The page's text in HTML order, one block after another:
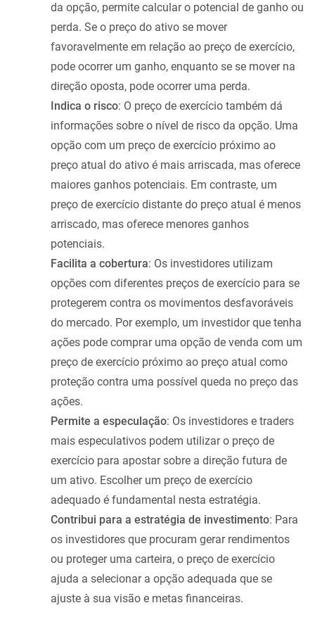
da opção, permite calcular o potencial de ganho ou
perda. Se o preço do ativo se mover
favoravelmente em relação ao preço de exercício,
pode ocorrer um ganho, enquanto se se mover na
direção oposta, pode ocorrer uma perda.
Indica o risco: O preço de exercício também dá
informações sobre o nível de risco da opção. Uma
opção com um preço de exercício próximo ao
preço atual do ativo é mais arriscada, mas oferece
maiores ganhos potenciais. Em contraste, um
preço de exercício distante do preço atual é menos
arriscado, mas oferece menores ganhos
potenciais.
Facilita a cobertura: Os investidores utilizam
opções com diferentes preços de exercício para se
protegerem contra os movimentos desfavoráveis
do mercado. Por exemplo, um investidor que tenha
ações pode comprar uma opção de venda com um
preço de exercício próximo ao preço atual como
proteção contra uma possível queda no preço das
ações.
Permite a especulação: Os investidores e traders
mais especulativos podem utilizar o preço de
exercício para apostar sobre a direção futura de
um ativo. Escolher um preço de exercício
adequado é fundamental nesta estratégia.
Contribui para a estratégia de investimento: Para
os investidores que procuram gerar rendimentos
ou proteger uma carteira, o preço de exercício
ajuda a selecionar a opção adequada que se
ajuste à sua visão e metas financeiras.